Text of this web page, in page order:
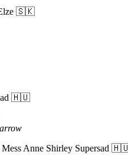
🇸🇰
🇭🇺
Anne Shirley Supersad